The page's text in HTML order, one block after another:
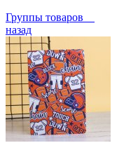
Группы товаров
назад